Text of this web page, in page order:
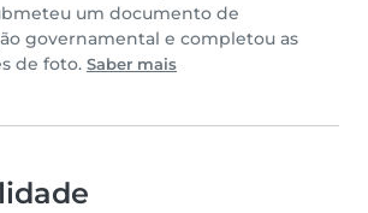
um documento de
governamental e completou as
de foto. Saber mais